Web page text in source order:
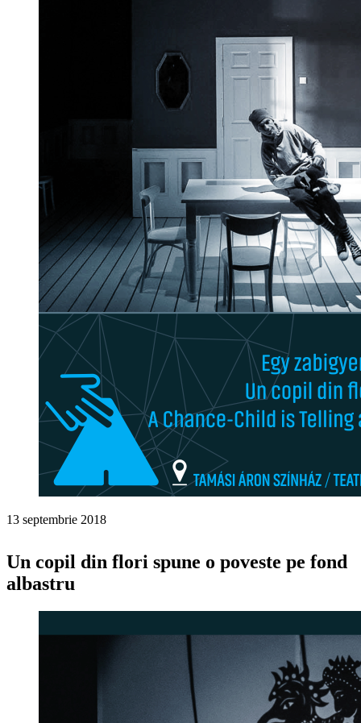
13 septembrie 2018
Un copil din flori spune o poveste pe fond
albastru